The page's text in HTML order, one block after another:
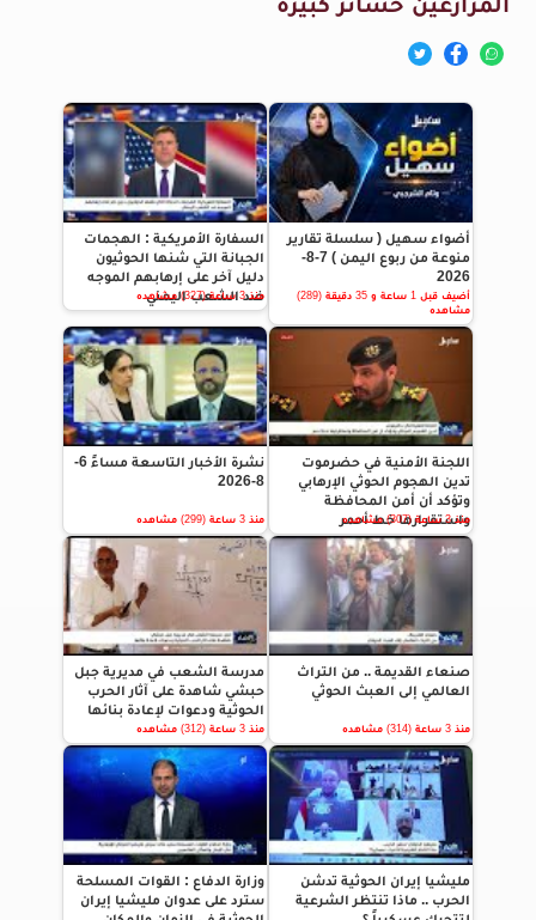
أضواء سهيل ( سلسلة تقارير
منوعة من ربوع اليمن ) 7-8-
2026
أضيف قبل 1 ساعة و 35 دقيقة (289)
مشاهده
السفارة الأمريكية : الهجمات
الجبانة التي شنها الحوثيون
دليل آخر على إرهابهم الموجه
ضد الشعب اليمني
منذ 3 ساعة (327) مشاهده
اللجنة الأمنية في حضرموت
تدين الهجوم الحوثي الإرهابي
وتؤكد أن أمن المحافظة
واستقرارها خط أحمر
منذ 3 ساعة (307) مشاهده
نشرة الأخبار التاسعة مساءً 6-
8-2026
منذ 3 ساعة (299) مشاهده
صنعاء القديمة .. من التراث
العالمي إلى العبث الحوثي
منذ 3 ساعة (314) مشاهده
مدرسة الشعب في مديرية جبل
حبشي شاهدة على آثار الحرب
الحوثية ودعوات لإعادة بنائها
منذ 3 ساعة (312) مشاهده
مليشيا إيران الحوثية تدشن
الحرب .. ماذا تنتظر الشرعية
وزارة الدفاع : القوات المسلحة
سترد على عدوان مليشيا إيران